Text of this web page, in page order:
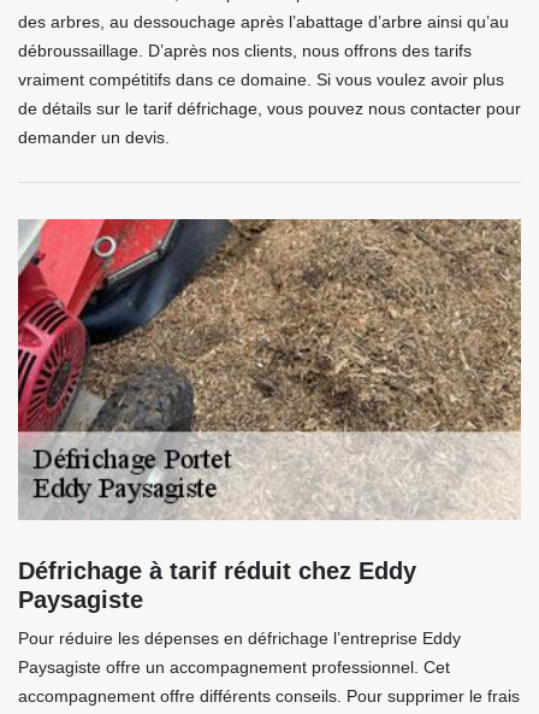
des arbres, au dessouchage après l’abattage d’arbre ainsi qu’au
débroussaillage. D’après nos clients, nous offrons des tarifs
vraiment compétitifs dans ce domaine. Si vous voulez avoir plus
de détails sur le tarif défrichage, vous pouvez nous contacter pour
demander un devis.
Défrichage à tarif réduit chez Eddy
Paysagiste
Pour réduire les dépenses en défrichage l’entreprise Eddy
Paysagiste offre un accompagnement professionnel. Cet
accompagnement offre différents conseils. Pour supprimer le frais